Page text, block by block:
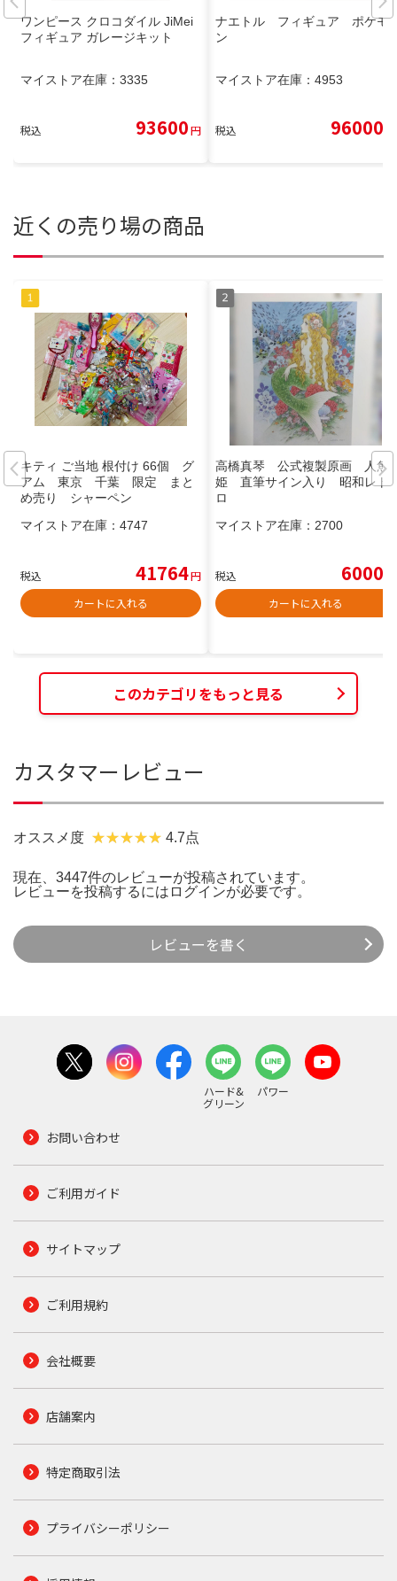
ワンピース クロコダイル JiMei
フィギュア ガレージキット
マイストア在庫： 3335
税込 93600円
ナエトル フィギュア ポケモ
ン
マイストア在庫： 4953
税込 96000
近くの売り場の商品
キティ ご当地 根付け 66個 グ
アム 東京 千葉 限定 まと
め売り シャーペン
マイストア在庫： 4747
税込 41764円
カートに入れる
高橋真琴 公式複製原画 人魚
姫 直筆サイン入り 昭和レト
ロ
マイストア在庫： 2700
税込 6000
カートに入れる
このカテゴリをもっと見る
カスタマーレビュー
オススメ度 4.7点
現在、3447件のレビューが投稿されています。
レビューを投稿するには ログインが必要です。
レビューを書く
ハード&
グリーン
パワー
お問い合わせ
ご利用ガイド
サイトマップ
ご利用規約
会社概要
店舗案内
特定商取引法
プライバシーポリシー